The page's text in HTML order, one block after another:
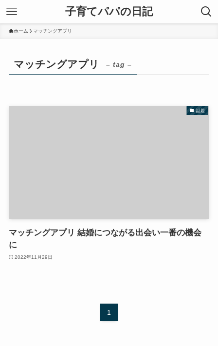
子育てパパの日記
ホーム マッチングアプリ
マッチングアプリ – tag –
話題
マッチングアプリ 結婚につながる出会い一番の機会
に
2022年11月29日
1